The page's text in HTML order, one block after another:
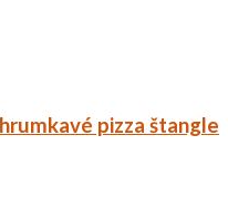
pizza štangle